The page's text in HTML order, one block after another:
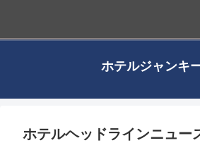
ホテルジャンキ
ホテルヘッドラインニュー